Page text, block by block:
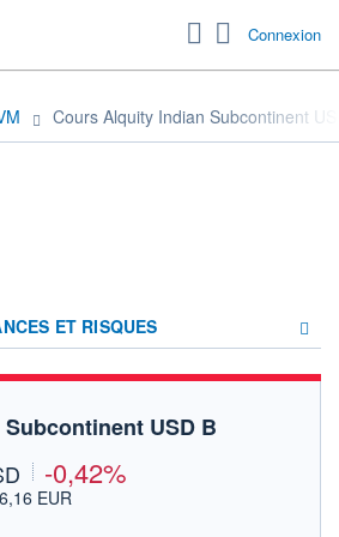
Connexion
Cours Alquity Indian Subcontinent
ET RISQUES
USD B
-0,42%
EUR